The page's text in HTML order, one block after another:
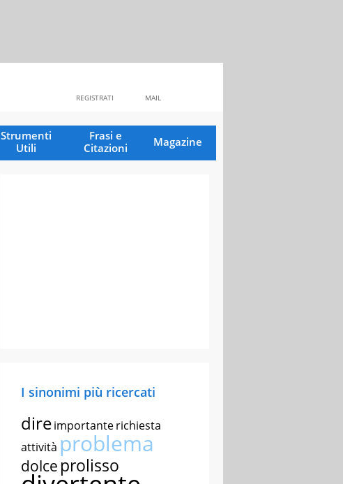
MAIL
REGISTRATI
Strumenti
Utili
Frasi e
Citazioni
Magazine
I sinonimi più ricercati
direimportanterichiesta
attività problema
dolce prolisso